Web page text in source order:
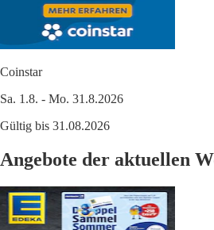
Coinstar
Sa. 1.8. - Mo. 31.8.2026
Gültig bis 31.08.2026
Angebote der aktuellen